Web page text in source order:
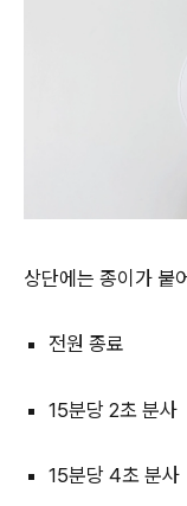
상단에는 종이가 붙
전원 종료
15분당 2초 분사
15분당 4초 분사